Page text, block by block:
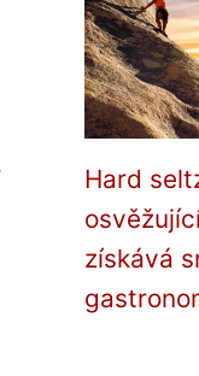
Hard
získává